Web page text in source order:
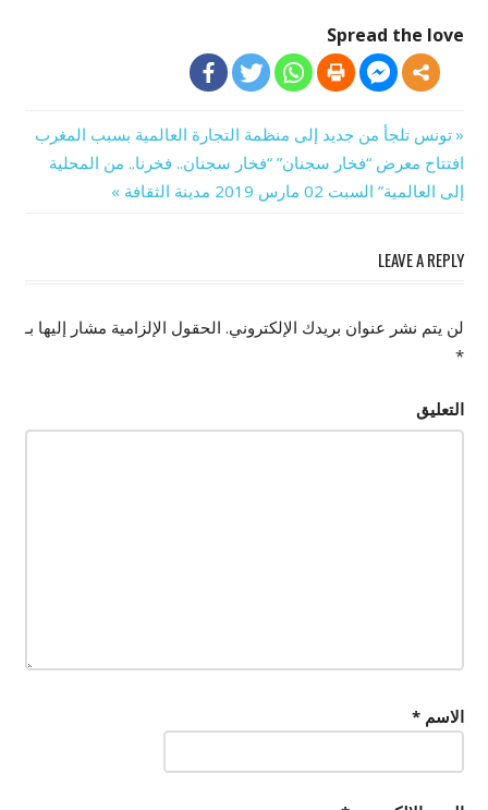
Spread the love
تصفّح
المقالات
Previous
Post:
تونس تلجأ من جديد إلى منظمة التجارة العالمية بسبب المغرب
Next
Post:
افتتاح معرض “فخار سجنان” “فخار سجنان.. فخرنا.. من المحلية
إلى العالمية” السبت 02 مارس 2019 مدينة الثقافة
LEAVE A REPLY
لن يتم نشر عنوان بريدك الإلكتروني. الحقول الإلزامية مشار إليها بـ
*
التعليق
الاسم*